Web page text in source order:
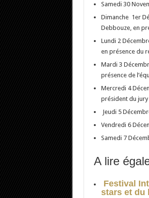
Samedi 30
Dimanche 1er
Debbouze, en
Lundi 2
en présence du
Mardi 3
présence de
Mercredi 4
président du jury
Jeudi 5
Vendredi 6
Samedi 7
A lire
Festival
stars et du